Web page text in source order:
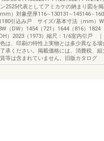
2525代表としてアミカケの納まり図を掲
）対象壁厚
引込み戸 サイズ/基本寸法（mm）
（DW）1454（721）1644（816）1824
）2023（1973）縮尺：1/6室内引戸
は、印刷の特性上実物とは多少異なる場
承ください。掲載価格には、消費税、組
等は含まれていません。旧版カタログ